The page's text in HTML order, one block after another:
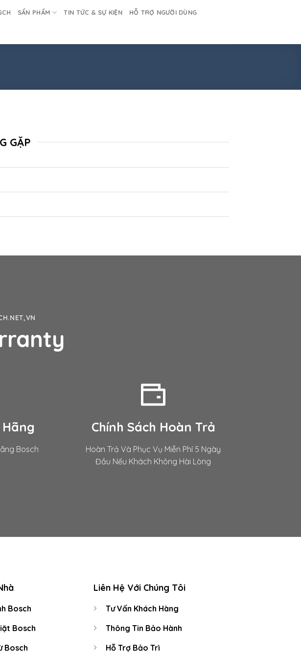
SẨN PHẨM TIN TỨC & SỰ KIỆN HỖ TRỢ NGƯỜI DÙNG
GẶP
Hãng
Bosch
Chính Sách Hoàn Trả
Hoàn Trả Và Phục Vụ Miễn Phí 5 Ngày
Đầu Nếu Khách Không Hài Lòng
Bosch
Bosch
Bosch
Liên Hệ Với Chúng Tôi
Tư Vấn Khách Hàng
Thông Tin Bảo Hành
Hỗ Trợ Bảo Trì